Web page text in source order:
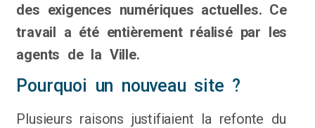
des exigences numériques actuelles. Ce
travail a été entièrement réalisé par les
agents de la Ville.
Pourquoi un nouveau site ?
Plusieurs raisons justifiaient la refonte du